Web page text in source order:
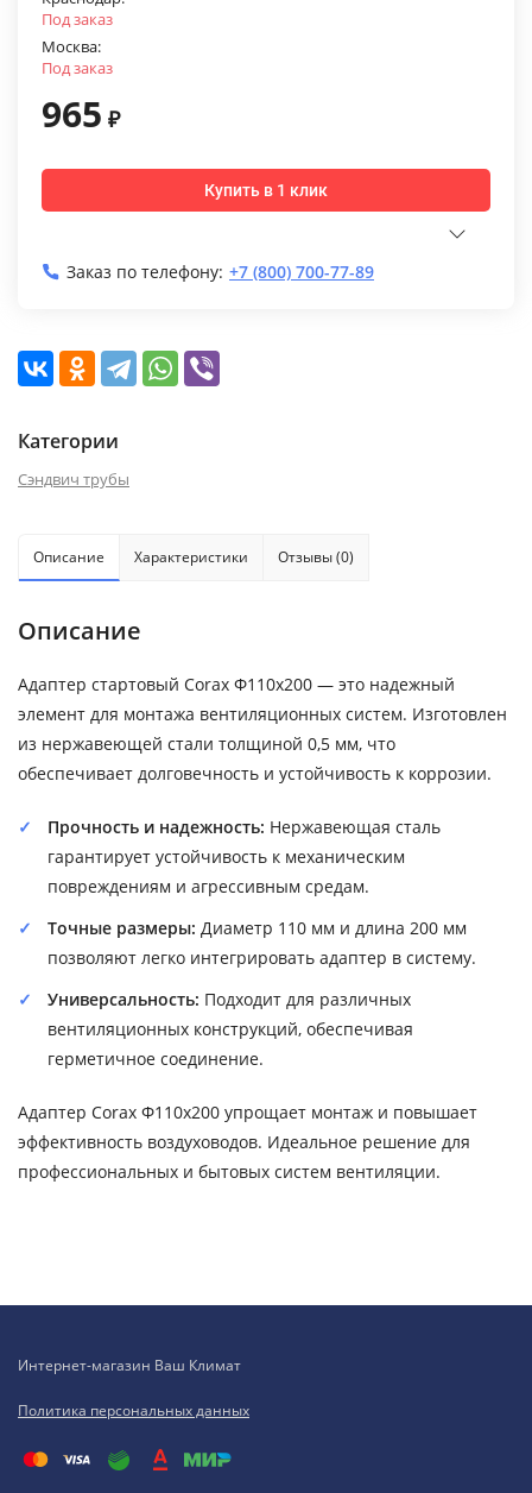
Под заказ
Москва:
Под заказ
965 ₽
Купить в 1 клик
Заказ по телефону: +7 (800) 700-77-89
Категории
Сэндвич трубы
Описание Характеристики Отзывы (0)
Описание
Адаптер стартовый Corax Ф110х200 — это надежный
элемент для монтажа вентиляционных систем. Изготовлен
из нержавеющей стали толщиной 0,5 мм, что
обеспечивает долговечность и устойчивость к коррозии.
Прочность и надежность: Нержавеющая сталь
гарантирует устойчивость к механическим
повреждениям и агрессивным средам.
Точные размеры: Диаметр 110 мм и длина 200 мм
позволяют легко интегрировать адаптер в систему.
Универсальность: Подходит для различных
вентиляционных конструкций, обеспечивая
герметичное соединение.
Адаптер Corax Ф110х200 упрощает монтаж и повышает
эффективность воздуховодов. Идеальное решение для
профессиональных и бытовых систем вентиляции.
Интернет-магазин Ваш Климат
Политика персональных данных